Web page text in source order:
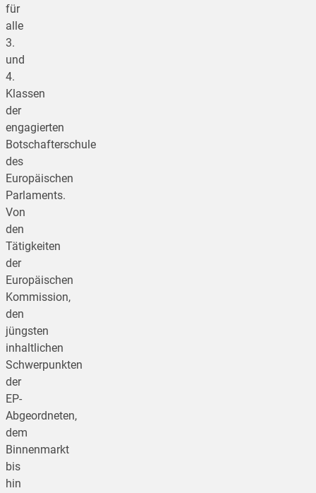
für
alle
3.
und
4.
Klassen
der
engagierten
Botschafterschule
des
Europäischen
Parlaments.
Von
den
Tätigkeiten
der
Europäischen
Kommission,
den
jüngsten
inhaltlichen
Schwerpunkten
der
EP-
Abgeordneten,
dem
Binnenmarkt
bis
hin